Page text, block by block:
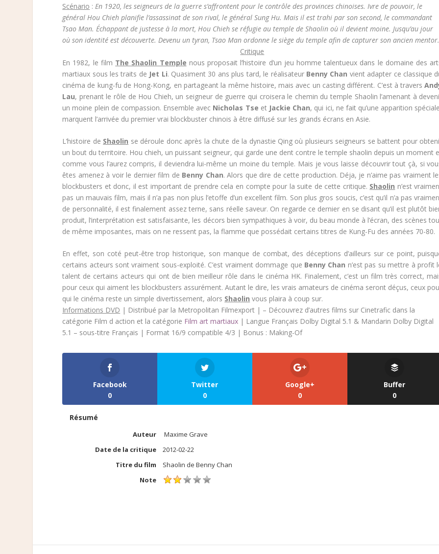
Scénario : En 1920, les seigneurs de la guerre s’affrontent pour le contrôle des provinces chinoises. Ivre de pouvoir, le
général Hou Chieh planifie l’assassinat de son rival, le général Sung Hu. Mais il est trahi par son second, le commandant
Tsao Man. Échappant de justesse à la mort, Hou Chieh se réfugie au temple de Shaolin où il devient moine. Jusqu’au jour
où son identité est découverte. Devenu un tyran, Tsao Man ordonne le siège du temple afin de capturer son ancien mentor.
Critique
En 1982, le film The Shaolin Temple nous proposait l’histoire d’un jeu homme talentueux dans le domaine des
martiaux sous les traits de Jet Li. Quasiment 30 ans plus tard, le réalisateur Benny Chan vient adapter ce classique
cinéma de kung-fu de Hong-Kong, en partageant la même histoire, mais avec un casting différent. C’est à travers
Lau, prenant le rôle de Hou Chieh, un seigneur de guerre qui croisera le chemin du temple Shaolin l’amenant à
un moine plein de compassion. Ensemble avec Nicholas Tse et Jackie Chan, qui ici, ne fait qu’une apparition
marquent l’arrivée du premier vrai blockbuster chinois à être diffusé sur les grands écrans en Asie.
L’histoire de Shaolin se déroule donc après la chute de la dynastie Qing où plusieurs seigneurs se battent pour
un bout du territoire. Hou chieh, un puissant seigneur, qui garde une dent contre le temple shaolin depuis un moment
comme vous l’aurez compris, il deviendra lui-même un moine du temple. Mais je vous laisse découvrir tout çà, si
êtes amenez à voir le dernier film de Benny Chan. Alors que dire de cette production. Déja, je n’aime pas vraiment
blockbusters et donc, il est important de prendre cela en compte pour la suite de cette critique. Shaolin n’est
pas un mauvais film, mais il n’a pas non plus l’etoffe d’un excellent film. Son plus gros soucis, c’est qu’il n’a pas
de personnalité, il est finalement assez terne, sans réelle saveur. On regarde ce dernier en se disant qu’il est plutôt
produit, l’interprétation est satisfaisante, les décors bien sympathiques à voir, du beau monde à l’écran, des scènes
de même imposantes, mais on ne ressent pas, la flamme que possédait certains titres de Kung-Fu des années 70-80.
En effet, son coté peut-être trop historique, son manque de combat, des déceptions d’ailleurs sur ce point,
certains acteurs sont vraiment sous-exploité. C’est vraiment dommage que Benny Chan n’est pas su mettre à profit
talent de certains acteurs qui ont de bien meilleur rôle dans le cinéma HK. Finalement, c’est un film très correct,
pour ceux qui aiment les blockbusters assurément. Autant le dire, les vrais amateurs de cinéma seront déçus, ceux
qui le cinéma reste un simple divertissement, alors Shaolin vous plaira à coup sur.
Informations DVD | Distribué par la Metropolitan Filmexport | – Découvrez d’autres films sur Cinetrafic dans la
catégorie Film d action et la catégorie Film art martiaux | Langue Français Dolby Digital 5.1 & Mandarin Dolby Digital
5.1 – sous-titre Français | Format 16/9 compatible 4/3 | Bonus : Making-Of
Facebook
0
Twitter
0
Google+
0
Buffer
0
Résumé
Auteur
Maxime Grave
Date de la critique
2012-02-22
Titre du film
Shaolin de Benny Chan
Note